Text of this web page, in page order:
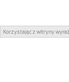
Korzystając z witryny